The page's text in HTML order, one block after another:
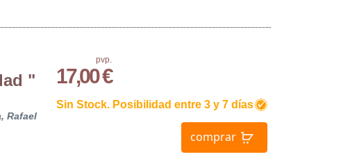
"
Rafael
pvp.
17,00 €
Sin Stock. Posibilidad entre 3 y 7 días
comprar